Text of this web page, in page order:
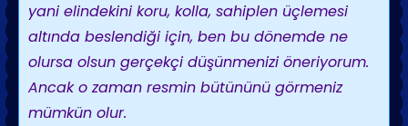
yani elindekini koru, kolla, sahiplen üçlemesi
altında beslendiği için, ben bu dönemde ne
olursa olsun gerçekçi düşünmenizi öneriyorum.
Ancak o zaman resmin bütününü görmeniz
mümkün olur.